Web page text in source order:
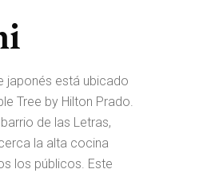
japonés está ubicado
Tree by Hilton Prado.
de las Letras,
la alta cocina
los públicos. Este